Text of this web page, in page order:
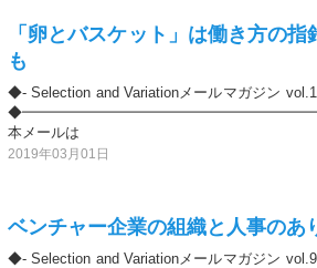
「卵とバスケット」は働き方の
も
◆- Selection and Variationメールマガジン
本メールは
2019年03月01日
ベンチャー企業の組織と人事のあ
◆- Selection and Variationメールマガジン